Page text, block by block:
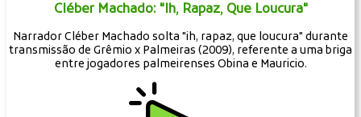
Cléber Machado: "Ih, Rapaz, Que Loucura"
Narrador Cléber Machado solta "ih, rapaz, que loucura" durante
transmissão de Grêmio x Palmeiras (2009), referente a uma briga
entre jogadores palmeirenses Obina e Mauricio.